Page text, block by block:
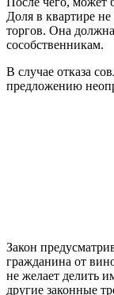
Доля в квартире
торгов. Она
сособственникам.
В случае отказа
предложению
Закон
гражданина от
не желает делить
другие законные